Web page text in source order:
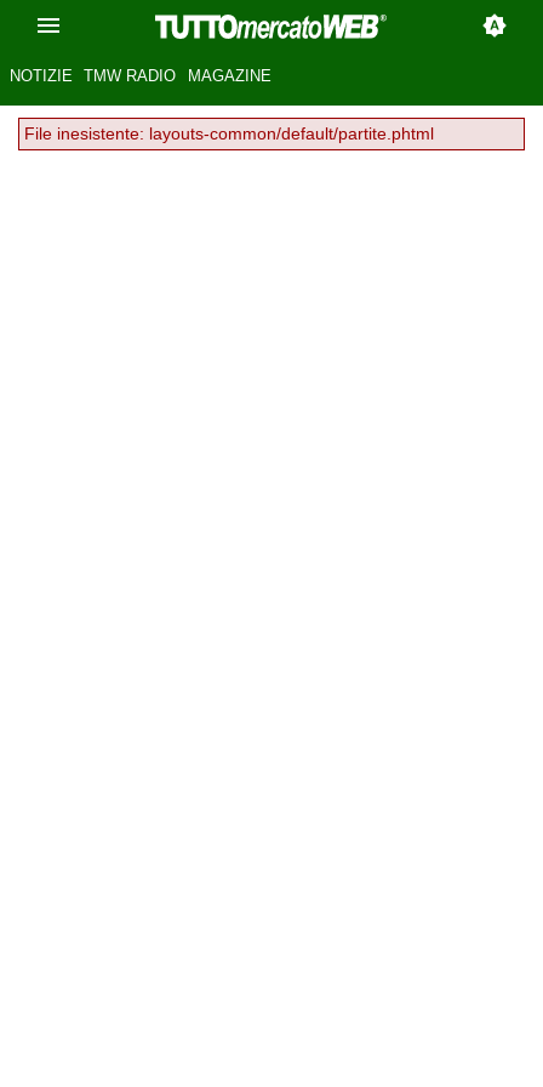
NOTIZIE TMW RADIO MAGAZINE
File inesistente: layouts-common/default/partite.phtml